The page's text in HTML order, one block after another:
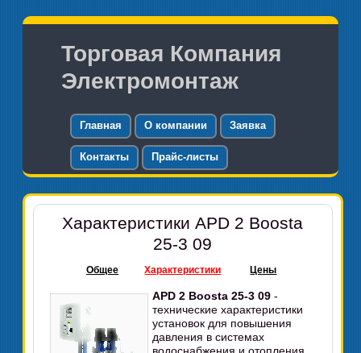
Торговая Компания
Электромонтаж
Главная О компании Заявка
Контакты Прайс-листы
Характеристики APD 2 Boosta
25-3 09
Общее Характеристики Цены
APD 2 Boosta 25-3 09 -
технические характеристики
установок для повышения
давления в системах